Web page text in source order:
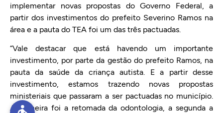
implementar novas propostas do Governo Federal, a
partir dos investimentos do prefeito Severino Ramos na
área e a pauta do TEA foi um das três pactuadas.
“Vale destacar que está havendo um importante
investimento, por parte da gestão do prefeito Ramos, na
pauta da saúde da criança autista. E a partir desse
investimento, estamos trazendo novas propostas
ministeriais que passaram a ser pactuadas no município.
A primeira foi a retomada da odontologia, a segunda a